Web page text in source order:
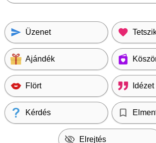
Üzenet
Ajándék
Flört Idézet
Kérdés
Elrejtés